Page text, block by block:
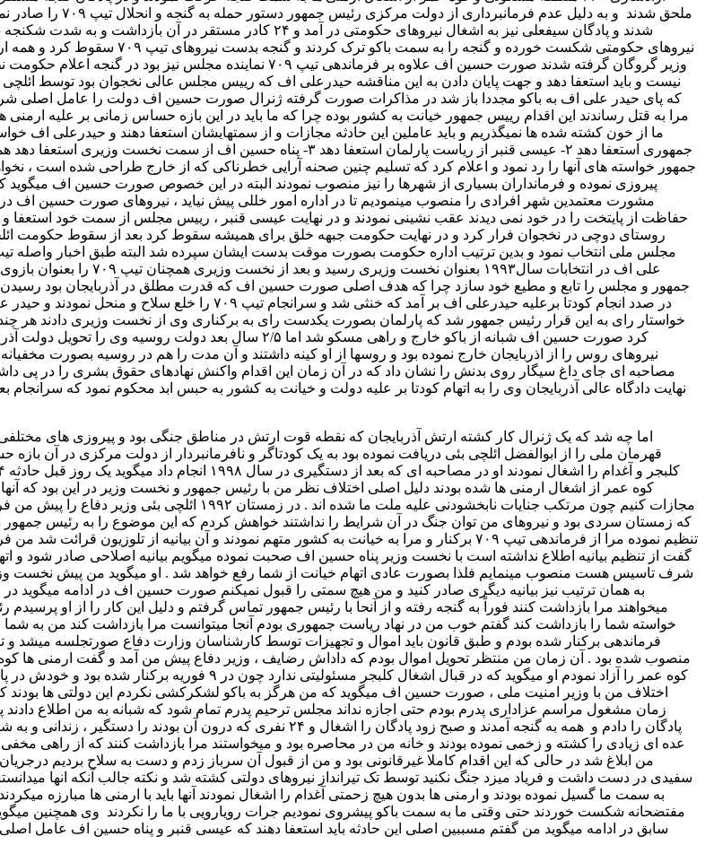
شدند و پادگان سیفعلی نیز به اشغال نیروهای حکومتی در آمد و
نیروهای حکومتی شکست خورده و
وزیر گروگان گرفته شدند صورت حسین اف علاوه بر فرماندهی تیپ ۷۰۹
نیست و باید استعفا دهد و جهت پایان دادن به این مناقشه حیدرعلی اف که رییس مجلس عالی نخجوان بود توسط ائلچی
مرا به قتل رساندند این اقدام رییس جمهور خیانت به کشور بوده چرا که ما باید در این بازه حساس زمانی بر علیه ارمنی
جمهوری استعفا دهد ۲- عیسی قنبر از ریاست پارلمان استعفا دهد ۳- پناه
پیروزی نموده و فرمانداران بسیاری از شهرها را نیز منصوب نمودند البته در این خصوص صورت حسین اف میگوید که
مشورت معتمدین شهر افرادی را منصوب مینمودیم تا در اداره امور خللی پیش نیاید ، نیروهای صورت حسین اف در
حفاظت از پایتخت را در خود نمی دیدند عقب نشینی نمودند و در نهایت عیسی قنبر ، رییس مجلس از سمت خود استعفا و
روستای دوچی در نخجوان فرار کرد و در نهایت حکومت جبهه خلق برای همیشه سقوط کرد بعد از سقوط حکومت
علی اف در انتخابات
در صدد انجام کودتا برعلیه حیدرعلی اف بر آمد که
خواستار رای به این قرار رئیس جمهور شد که پارلمان بصورت یکدست رای به برکناری وی از نخست وزیری دادند هر
کرد صورت حسین اف شبانه از باکو خارج و راهی مسکو شد اما ۲/۵
نیروهای روس را از اذربایجان خارج نموده بود و روسها از او کینه داشتند و آن مدت را هم در روسیه بصورت
مصاحبه ای جای داغ سیگار روی بدنش را نشان داد که در آن زمان این اقدام واکنش نهادهای حقوق بشری را در پی
اما چه شد که یک ژنرال کار کشته ارتش آذربایجان که نقطه قوت ارتش در مناطق جنگی بود و پیروزی های
قهرمان ملی را از ابوالفضل ائلچی بئی دریافت نموده بود به یک کودتاگر و نافرمانبردار از دولت مرکزی در آن
کوه عمر از اشغال ارمنی ها شده بودند دلیل اصلی اختلاف نظر من با رئیس جمهور و نخست وزیر در این بود که آنها
مجازات کنیم چون مرتکب جنایات نابخشودنی علیه ملت
که زمستان سردی بود و نیروهای من توان جنگ در آن شرایط را نداشتند خواهش کردم که این موضوع را به رئیس جمهور
تنظیم نموده مرا از فرماندهی تیپ ۷۰۹ برکنار و مرا به خیانت به کشور متهم نمودند و آن بیانیه
گفت از تنظیم بیانیه اطلاع نداشته است با نخست وزیر پناه حسین اف صحبت نموده میگویم بیانیه اصلاحی صادر شود
شرف تاسیس هست منصوب مینمایم فلذا بصورت عادی اتهام خیانت از شما رفع خواهد شد . او میگوید من پیش نخست وزیر
به همان ترتیب نیز بیانیه دیگری صادر کنید و من هیچ سمتی را قبول نمیکنم صورت حسین اف در ادامه
میخواهند مرا بازداشت کنند فوراً به گنجه رفته و از آنحا با رئیس جمهور تماس گرفتم و دلیل این کار را از او
فرماندهی برکنار شده بودم و طبق قانون باید اموال و تجهیزات توسط کارشناسان وزارت دفاع صورتجلسه میشد و
منصوب شده بود . آن زمان من منتظر تحویل اموال بودم که داداش رضایف ، وزیر دفاع پیش من آمد و گفت ارمنی ها
کوه عمر را آزاد نمودم او میگوید که در قبال اشغال
اختلاف من با وزیر امنیت ملی ، صورت حسین اف میگوید که من هرگز به باکو لشکرکشی نکردم این دولتی ها بودند
پادگان را دادم و همه به گنجه آمدند و صبح زود پادگان را اشغال و ۲۴
من ابلاغ شد در حالی که این اقدام کاملا غیرقانونی بود و من از قبول آن سرباز زدم و دست به سلاح بردیم
سفیدی در دست داشت و فریاد میزد جنگ نکنید توسط تک تیرانداز نیروهای دولتی کشته شد و نکته جالب آنکه انها
به سمت ما گسیل نموده بودند و ارمنی ها بدون هیچ زحمتی آغدام را اشغال نمودند آنها باید با ارمنی ها مبارزه
مفتضحانه شکست خوردند حتی وقتی ما به سمت باکو پیشروی نمودیم جرات رویارویی با ما را نکردند وی همچنین
سابق در ادامه میگوید من گفتم مسببین اصلی این حادثه باید استعفا دهند که عیسی قنبر و پناه حسین اف عامل اصلی